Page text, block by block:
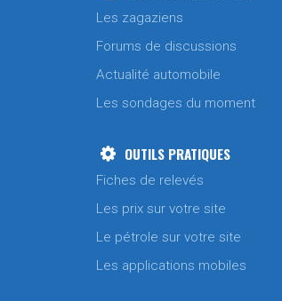
Les zagaziens
Forums de discussions
Actualité automobile
Les sondages du moment
OUTILS PRATIQUES
Fiches de relevés
Les prix sur votre site
Le pétrole sur votre site
Les applications mobiles